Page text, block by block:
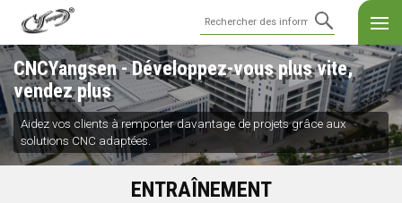
CNCYangsen - Développez-vous plus vite,
vendez plus
Aidez vos clients à remporter davantage de projets grâce aux
solutions CNC adaptées.
ENTRAÎNEMENT